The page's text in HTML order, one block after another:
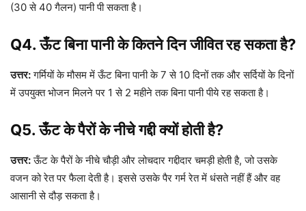
(30 से 40 गैलन) पानी पी सकता है।
Q4. ऊँट बिना पानी के कितने दिन जीवित रह सकता है?
उत्तर:गर्मियों के मौसम में ऊँट बिना पानी के 7 से 10 दिनों तक और सर्दियों के दिनों
में उपयुक्त भोजन मिलने पर 1 से 2 महीने तक बिना पानी पीये रह सकता है।
Q5. ऊँट के पैरों के नीचे गद्दी क्यों होती है?
उत्तर:ऊँट के पैरों के नीचे चौड़ी और लोचदार गद्दीदार चमड़ी होती है, जो उसके
वजन को रेत पर फैला देती है। इससे उसके पैर गर्म रेत में धंसते नहीं हैं और वह
आसानी से दौड़ सकता है।